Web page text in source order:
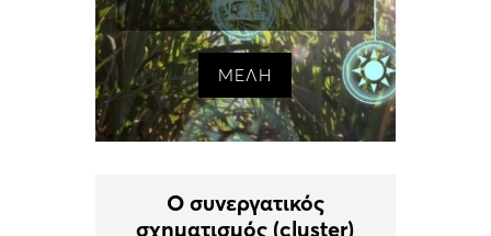
ΜΕΛΗ
Ο συνεργατικός
σχηματισμός (cluster)